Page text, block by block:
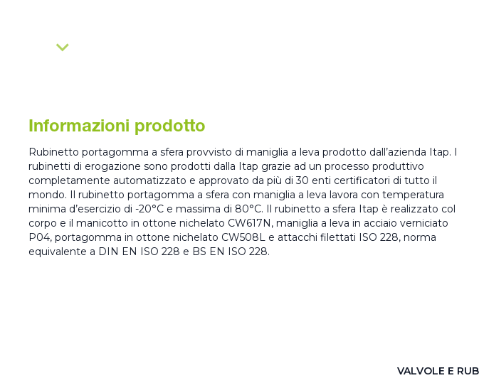
Informazioni prodotto
Rubinetto portagomma a sfera provvisto di maniglia a leva prodotto dall’azienda Itap. I
rubinetti di erogazione sono prodotti dalla Itap grazie ad un processo produttivo
completamente automatizzato e approvato da più di 30 enti certificatori di tutto il
mondo. Il rubinetto portagomma a sfera con maniglia a leva lavora con temperatura
minima d’esercizio di -20°C e massima di 80°C. Il rubinetto a sfera Itap è realizzato col
corpo e il manicotto in ottone nichelato CW617N, maniglia a leva in acciaio verniciato
P04, portagomma in ottone nichelato CW508L e attacchi filettati ISO 228, norma
equivalente a DIN EN ISO 228 e BS EN ISO 228.
VALVOLE E